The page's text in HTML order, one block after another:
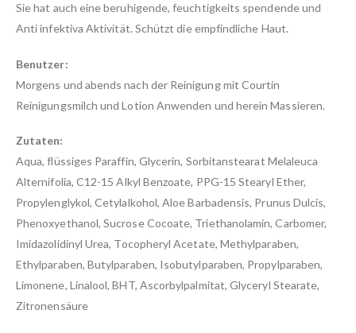
Sie hat auch eine beruhigende, feuchtigkeits spendende und
Anti infektiva Aktivität. Schützt die empfindliche Haut.
Benutzer:
Morgens und abends nach der Reinigung mit Courtin
Reinigungsmilch und Lotion Anwenden und herein Massieren.
Zutaten:
Aqua, flüssiges Paraffin, Glycerin, Sorbitanstearat Melaleuca
Alternifolia, C12-15 Alkyl Benzoate, PPG-15 Stearyl Ether,
Propylenglykol, Cetylalkohol, Aloe Barbadensis, Prunus Dulcis,
Phenoxyethanol, Sucrose Cocoate, Triethanolamin, Carbomer,
Imidazolidinyl Urea, Tocopheryl Acetate, Methylparaben,
Ethylparaben, Butylparaben, Isobutylparaben, Propylparaben,
Limonene, Linalool, BHT, Ascorbylpalmitat, Glyceryl Stearate,
Zitronensäure